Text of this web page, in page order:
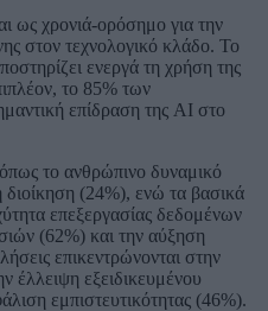
ως χρονιά-ορόσημο για την
στον τεχνολογικό κλάδο. Το
ενεργά τη χρήση της
το 85% των
επίδραση της AI στο
το ανθρώπινο δυναμικό
(24%), ενώ τα βασικά
επεξεργασίας δεδομένων
(62%) και την αύξηση
επικεντρώνονται στην
έλλειψη εξειδικευμένου
εμπιστευτικότητας (46%).